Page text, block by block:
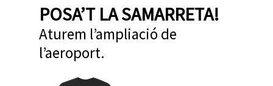
POSA’T LA SAMARRETA!
Aturem l’ampliació de
l’aeroport.